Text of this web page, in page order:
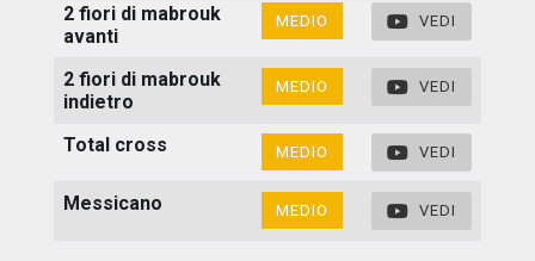
2 fiori di mabrouk
avanti
MEDIO VEDI
2 fiori di mabrouk
indietro
MEDIO VEDI
Total cross MEDIO VEDI
Messicano MEDIO VEDI